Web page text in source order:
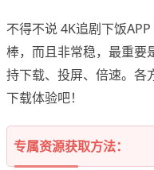
不得不说 4K追剧下饭
棒，而且非常稳，最重要
持下载、投屏、倍速。各
下载体验吧！
专属资源获取方法：